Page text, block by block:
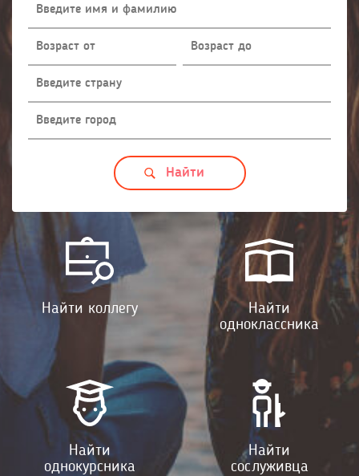
Найти коллегу
Найти
одноклассника
Найти
однокурсника
Найти
сослуживца